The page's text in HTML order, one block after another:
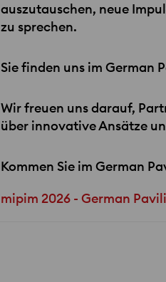
auszutauschen, neue
zu sprechen.
Sie finden uns im German
Wir freuen uns darauf,
über innovative Ansätze
Kommen Sie im German
mipim 2026 - German